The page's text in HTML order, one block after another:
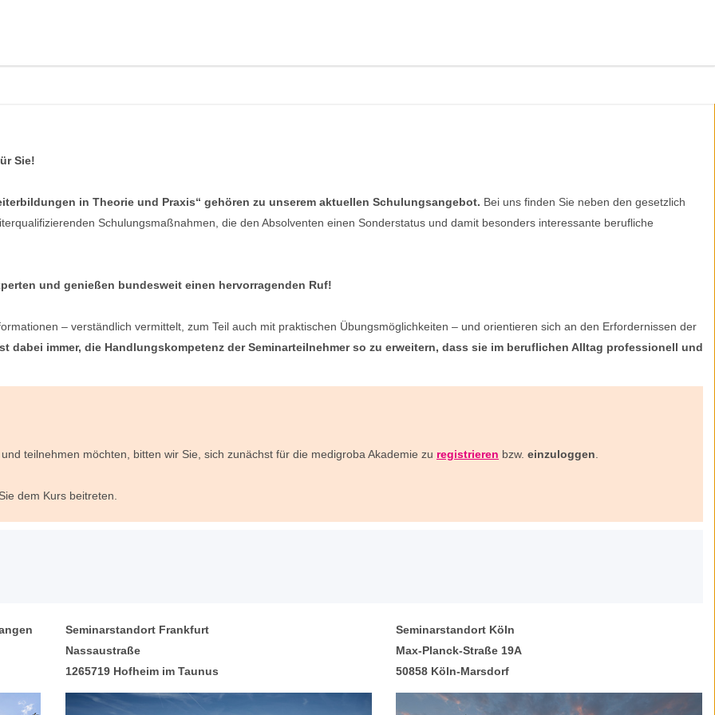
Sie!
in Theorie und Praxis“ gehören zu unserem aktuellen Schulungsangebot. Bei uns finden Sie neben den gesetzlich
Schulungsmaßnahmen, die den Absolventen einen Sonderstatus und damit besonders interessante berufliche
und genießen bundesweit einen hervorragenden Ruf!
– verständlich vermittelt, zum Teil auch mit praktischen Übungsmöglichkeiten – und orientieren sich an den Erfordernissen der
dabei immer, die Handlungskompetenz der Seminarteilnehmer so zu erweitern, dass sie im beruflichen Alltag professionell und
teilnehmen möchten, bitten wir Sie, sich zunächst für die medigroba Akademie zu registrieren bzw. einzuloggen
dem Kurs beitreten.
Seminarstandort Frankfurt
Nassaustraße
1265719 Hofheim im Taunus
Seminarstandort Köln
Max-Planck-Straße 19A
50858 Köln-Marsdorf